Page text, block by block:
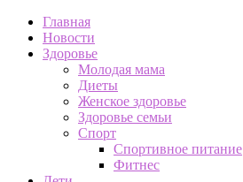
Главная
Новости
Здоровье
Молодая мама
Диеты
Женское здоровье
Здоровье семьи
Спорт
Спортивное питание
Фитнес